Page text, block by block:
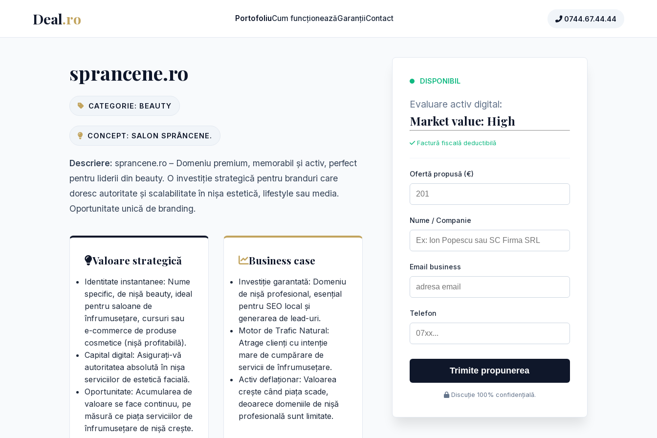
Deal.ro PortofoliuCum funcționeazăGaranțiiContact 0744.67.44.44
sprancene.ro
CATEGORIE: BEAUTY
CONCEPT: SALON SPRÂNCENE.
Descriere: sprancene.ro – Domeniu premium, memorabil și activ, perfect
pentru liderii din beauty. O investiție strategică pentru branduri care
doresc autoritate și scalabilitate în nișa estetică, lifestyle sau media.
Oportunitate unică de branding.
Valoare strategică
Identitate instantanee: Nume
specific, de nișă beauty, ideal
pentru saloane de
înfrumusețare, cursuri sau
e-commerce de produse
cosmetice (nișă profitabilă).
Capital digital: Asigurați-vă
autoritatea absolută în nișa
serviciilor de estetică facială.
Oportunitate: Acumularea de
valoare se face continuu, pe
măsură ce piața serviciilor de
înfrumusețare de nișă crește.
Business case
Investiție garantată: Domeniu
de nișă profesional, esențial
pentru SEO local și
generarea de lead-uri.
Motor de Trafic Natural:
Atrage clienți cu intenție
mare de cumpărare de
servicii de înfrumusețare.
Activ deflaționar: Valoarea
crește când piața scade,
deoarece domeniile de nișă
profesională sunt limitate.
DISPONIBIL
Evaluare activ digital:
Market value: High
Factură fiscală deductibilă
Ofertă propusă (€)
Nume / Companie
Email business
Telefon
Trimite propunerea
Discuție 100% confidențială.